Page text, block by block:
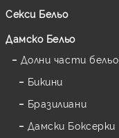
Секси Бельо
Дамско Бельо
Долни части бельо
Бикини
Бразилиани
Дамски Боксерки